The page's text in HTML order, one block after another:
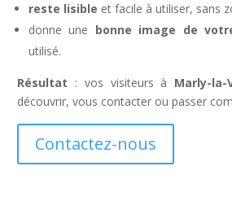
reste lisible et facile à utiliser, sans
donne une bonne image de
utilisé.
Résultat : vos visiteurs à Marly-la-
découvrir, vous contacter ou passer
Contactez-nous